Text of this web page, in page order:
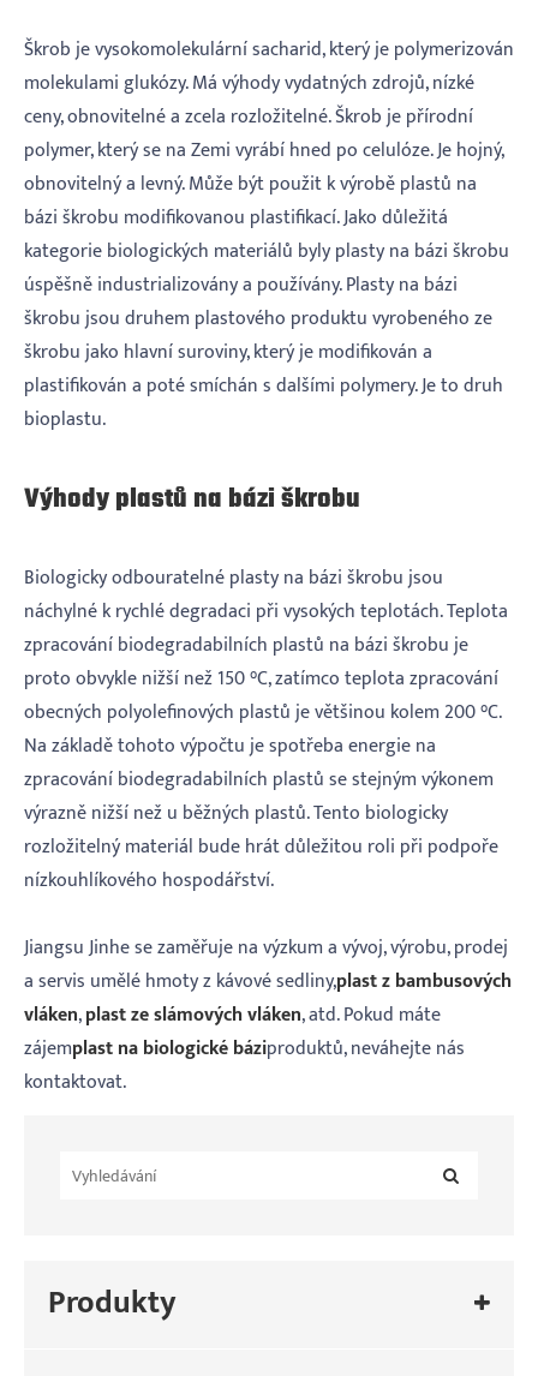
Škrob je vysokomolekulární sacharid, který je polymerizován
molekulami glukózy. Má výhody vydatných zdrojů, nízké
ceny, obnovitelné a zcela rozložitelné. Škrob je přírodní
polymer, který se na Zemi vyrábí hned po celulóze. Je hojný,
obnovitelný a levný. Může být použit k výrobě plastů na
bázi škrobu modifikovanou plastifikací. Jako důležitá
kategorie biologických materiálů byly plasty na bázi škrobu
úspěšně industrializovány a používány. Plasty na bázi
škrobu jsou druhem plastového produktu vyrobeného ze
škrobu jako hlavní suroviny, který je modifikován a
plastifikován a poté smíchán s dalšími polymery. Je to druh
bioplastu.
Výhody plastů na bázi škrobu
Biologicky odbouratelné plasty na bázi škrobu jsou
náchylné k rychlé degradaci při vysokých teplotách. Teplota
zpracování biodegradabilních plastů na bázi škrobu je
proto obvykle nižší než 150 °C, zatímco teplota zpracování
obecných polyolefinových plastů je většinou kolem 200 °C.
Na základě tohoto výpočtu je spotřeba energie na
zpracování biodegradabilních plastů se stejným výkonem
výrazně nižší než u běžných plastů. Tento biologicky
rozložitelný materiál bude hrát důležitou roli při podpoře
nízkouhlíkového hospodářství.
Jiangsu Jinhe se zaměřuje na výzkum a vývoj, výrobu, prodej
a servis umělé hmoty z kávové sedliny,plast z bambusových
vláken,plast ze slámových vláken, atd. Pokud máte
zájemplast na biologické báziproduktů, neváhejte nás
kontaktovat.
Produkty